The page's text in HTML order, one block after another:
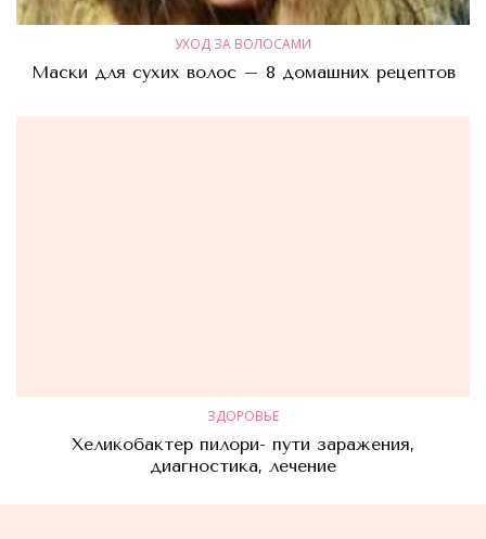
УХОД ЗА ВОЛОСАМИ
Маски для сухих волос – 8 домашних рецептов
ЗДОРОВЬЕ
Хеликобактер пилори- пути заражения,
диагностика, лечение